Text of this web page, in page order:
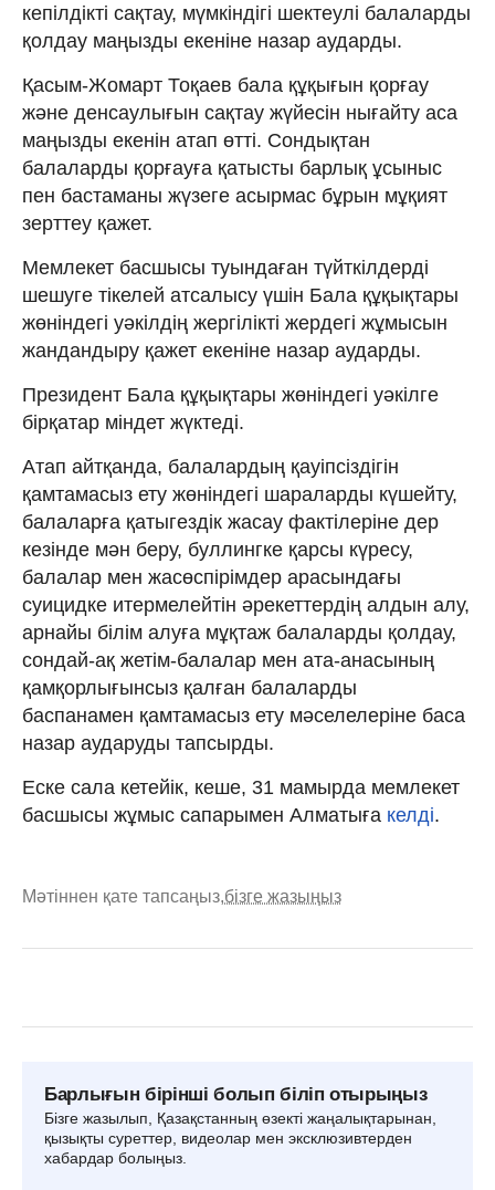
кепілдікті сақтау, мүмкіндігі шектеулі балаларды
қолдау маңызды екеніне назар аударды.
Қасым-Жомарт Тоқаев бала құқығын қорғау
және денсаулығын сақтау жүйесін нығайту аса
маңызды екенін атап өтті. Сондықтан
балаларды қорғауға қатысты барлық ұсыныс
пен бастаманы жүзеге асырмас бұрын мұқият
зерттеу қажет.
Мемлекет басшысы туындаған түйткілдерді
шешуге тікелей атсалысу үшін Бала құқықтары
жөніндегі уәкілдің жергілікті жердегі жұмысын
жандандыру қажет екеніне назар аударды.
Президент Бала құқықтары жөніндегі уәкілге
бірқатар міндет жүктеді.
Атап айтқанда, балалардың қауіпсіздігін
қамтамасыз ету жөніндегі шараларды күшейту,
балаларға қатыгездік жасау фактілеріне дер
кезінде мән беру, буллингке қарсы күресу,
балалар мен жасөспірімдер арасындағы
суицидке итермелейтін әрекеттердің алдын алу,
арнайы білім алуға мұқтаж балаларды қолдау,
сондай-ақ жетім-балалар мен ата-анасының
қамқорлығынсыз қалған балаларды
баспанамен қамтамасыз ету мәселелеріне баса
назар аударуды тапсырды.
Еске сала кетейік, кеше, 31 мамырда мемлекет
басшысы жұмыс сапарымен Алматыға келді.
Мәтіннен қате тапсаңыз,бізге жазыңыз
Барлығын бірінші болып біліп отырыңыз
Бізге жазылып, Қазақстанның өзекті жаңалықтарынан,
қызықты суреттер, видеолар мен эксклюзивтерден
хабардар болыңыз.